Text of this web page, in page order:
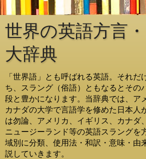
世界の英語方言
大辞典
「世界語」とも呼ばれる英語。それだ
ち、スラング（俗語）ともなるとその
段と豊かになります。当辞典では、ア
カナダの大学で言語学を修めた日本人
は勿論、アメリカ、イギリス、カナダ
ニュージーランド等の英語スラングを
域別に分類、使用法・和訳・意味・由
説していきます。